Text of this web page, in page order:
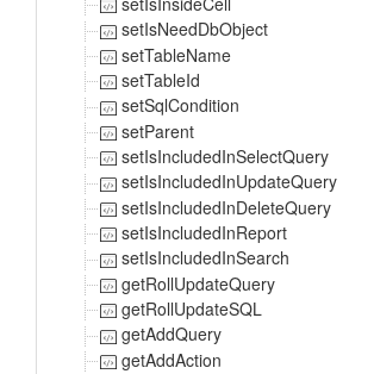
setIsNeedDbObject
setTableName
setTableId
setSqlCondition
setParent
setIsIncludedInSelectQuery
setIsIncludedInUpdateQuery
setIsIncludedInDeleteQuery
setIsIncludedInReport
setIsIncludedInSearch
getRollUpdateQuery
getRollUpdateSQL
getAddQuery
getAddAction